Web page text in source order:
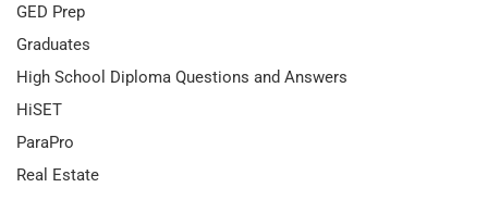
GED Prep
Graduates
High School Diploma Questions and Answers
HiSET
ParaPro
Real Estate